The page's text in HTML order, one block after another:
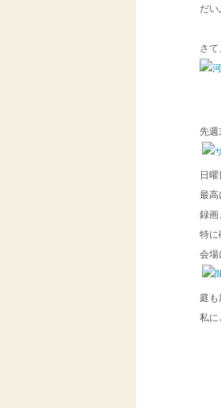
だ
さ
先
日
最
録画
特に
会場
庭
私に
ｂ